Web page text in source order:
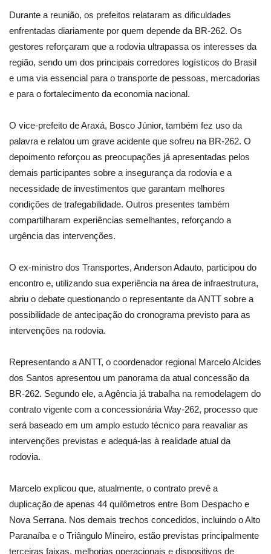
Durante a reunião, os prefeitos relataram as dificuldades
enfrentadas diariamente por quem depende da BR-262. Os
gestores reforçaram que a rodovia ultrapassa os interesses da
região, sendo um dos principais corredores logísticos do Brasil
e uma via essencial para o transporte de pessoas, mercadorias
e para o fortalecimento da economia nacional.
O vice-prefeito de Araxá, Bosco Júnior, também fez uso da
palavra e relatou um grave acidente que sofreu na BR-262. O
depoimento reforçou as preocupações já apresentadas pelos
demais participantes sobre a insegurança da rodovia e a
necessidade de investimentos que garantam melhores
condições de trafegabilidade. Outros presentes também
compartilharam experiências semelhantes, reforçando a
urgência das intervenções.
O ex-ministro dos Transportes, Anderson Adauto, participou do
encontro e, utilizando sua experiência na área de infraestrutura,
abriu o debate questionando o representante da ANTT sobre a
possibilidade de antecipação do cronograma previsto para as
intervenções na rodovia.
Representando a ANTT, o coordenador regional Marcelo Alcides
dos Santos apresentou um panorama da atual concessão da
BR-262. Segundo ele, a Agência já trabalha na remodelagem do
contrato vigente com a concessionária Way-262, processo que
será baseado em um amplo estudo técnico para reavaliar as
intervenções previstas e adequá-las à realidade atual da
rodovia.
Marcelo explicou que, atualmente, o contrato prevê a
duplicação de apenas 44 quilômetros entre Bom Despacho e
Nova Serrana. Nos demais trechos concedidos, incluindo o Alto
Paranaíba e o Triângulo Mineiro, estão previstas principalmente
terceiras faixas, melhorias operacionais e dispositivos de